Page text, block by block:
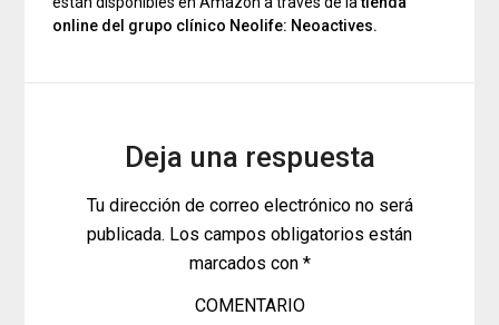
online del grupo clínico Neolife: Neoactives.
Deja una respuesta
Tu dirección de correo electrónico no será
publicada. Los campos obligatorios están
marcados con *
COMENTARIO